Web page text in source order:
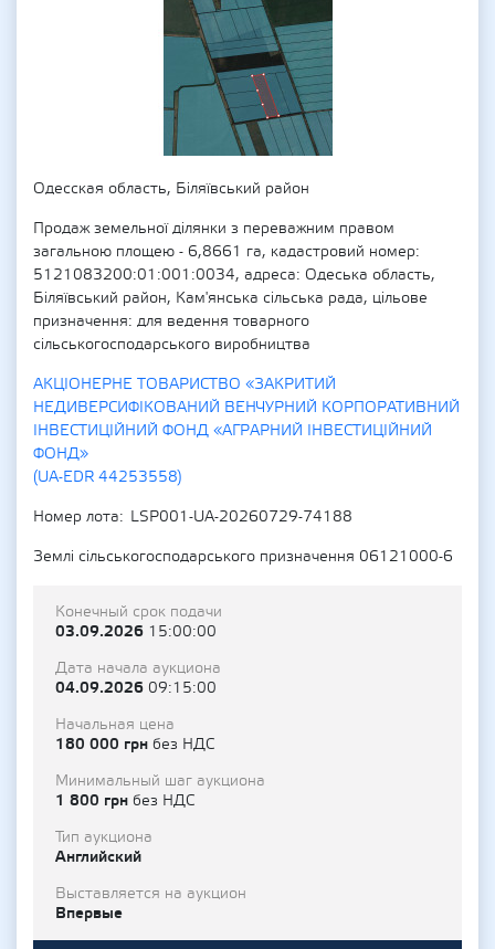
Одесская область, Біляївський район
Продаж земельної ділянки з переважним правом
загальною площею - 6,8661 га, кадастровий номер:
5121083200:01:001:0034, адреса: Одеська область,
Біляївський район, Кам'янська сільська рада, цільове
призначення: для ведення товарного
сільськогосподарського виробництва
АКЦІОНЕРНЕ ТОВАРИСТВО «ЗАКРИТИЙ
НЕДИВЕРСИФІКОВАНИЙ ВЕНЧУРНИЙ КОРПОРАТИВНИЙ
ІНВЕСТИЦІЙНИЙ ФОНД «АГРАРНИЙ ІНВЕСТИЦІЙНИЙ
ФОНД»
(UA-EDR 44253558)
Номер лота
LSP001-UA-20260729-74188
Землі сільськогосподарського призначення 06121000-6
Конечный срок подачи
03.09.2026 15:00:00
Дата начала аукциона
04.09.2026 09:15:00
Начальная цена
180 000 грн без НДС
Минимальный шаг аукциона
1 800 грн без НДС
Тип аукциона
Английский
Выставляется на аукцион
Впервые